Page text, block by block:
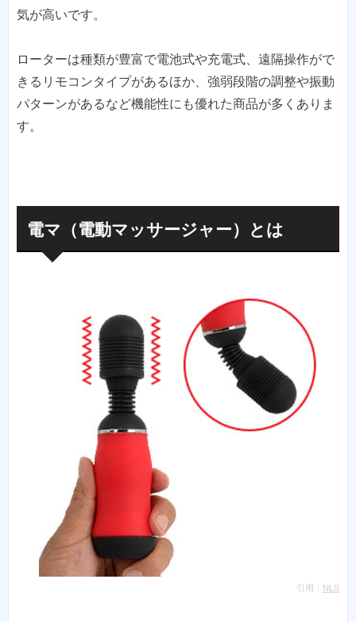
気が高いです。
ローターは種類が豊富で電池式や充電式、遠隔操作がで
きるリモコンタイプがあるほか、強弱段階の調整や振動
パターンがあるなど機能性にも優れた商品が多くありま
す。
電マ（電動マッサージャー）とは
引用： NLS